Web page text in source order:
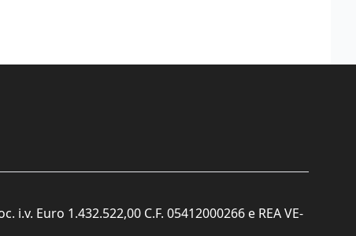
Euro 1.432.522,00 C.F. 05412000266 e REA VE-